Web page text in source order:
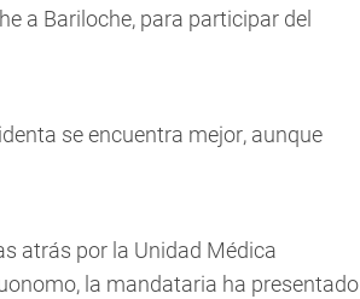
a Bariloche, para participar del
se encuentra mejor, aunque
atrás por la Unidad Médica
la mandataria ha presentado